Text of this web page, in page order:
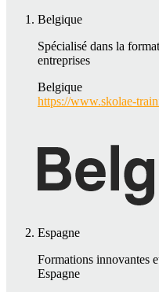
Belgique
Spécialisé dans la
entreprises
Belgique
https://www.skolae-
Espagne
Formations innovantes
Espagne